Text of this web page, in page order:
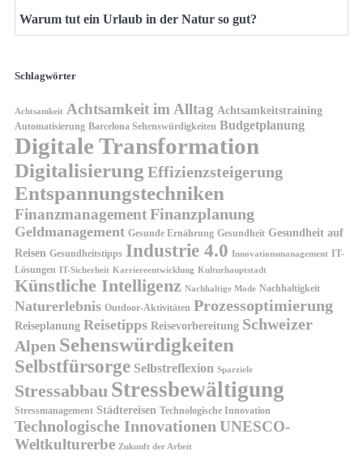
Warum tut ein Urlaub in der Natur so gut?
Schlagwörter
Achtsamkeit Achtsamkeit im Alltag Achtsamkeitstraining
Automatisierung Barcelona Sehenswürdigkeiten Budgetplanung
Digitale Transformation
Digitalisierung Effizienzsteigerung
Entspannungstechniken
FinanzmanagementFinanzplanung
Geldmanagement Gesunde Ernährung Gesundheit Gesundheit auf
Reisen Gesundheitstipps Industrie 4.0 Innovationsmanagement IT-
Lösungen IT-Sicherheit Karriereentwicklung Kulturhauptstadt
Künstliche Intelligenz Nachhaltige Mode Nachhaltigkeit
Naturerlebnis Outdoor-Aktivitäten Prozessoptimierung
Reiseplanung Reisetipps Reisevorbereitung Schweizer
Alpen Sehenswürdigkeiten
Selbstfürsorge Selbstreflexion Sparziele
Stressabbau Stressbewältigung
Stressmanagement Städtereisen Technologische Innovation
Technologische Innovationen UNESCO-
Weltkulturerbe Zukunft der Arbeit